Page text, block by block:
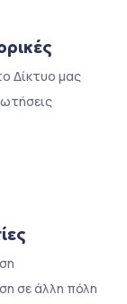
Δίκτυο μας
σε άλλη πόλη